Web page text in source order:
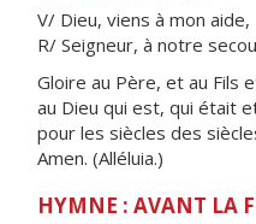
V/ Dieu, viens à mon aide,
R/ Seigneur, à notre
Gloire au Père, et au Fils
au Dieu qui est, qui était
pour les siècles des
Amen. (Alléluia.)
HYMNE : AVANT LA